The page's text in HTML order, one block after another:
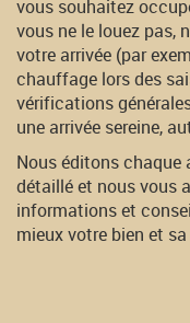
vous souhaitez
vous ne le louez pas,
votre arrivée (par
chauffage lors des
vérifications
une arrivée sereine,
Nous éditons chaque
détaillé et nous vous
informations et
mieux votre bien et